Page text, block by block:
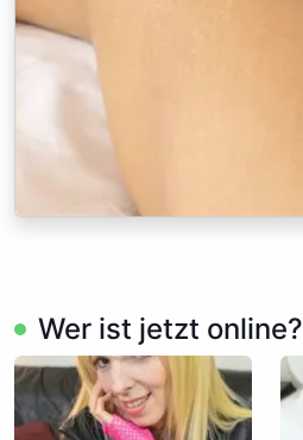
Wer ist jetzt online?